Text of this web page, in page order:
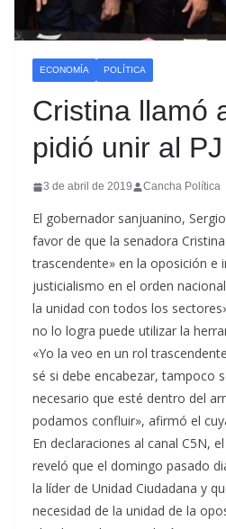
ECONOMÍA POLÍTICA
Cristina llamó
pidió unir al PJ
3 de abril de 2019 Cancha Política
El gobernador sanjuanino,
favor de que la senadora
trascendente» en la oposición e
justicialismo en el orden
la unidad con todos los
no lo logra puede utilizar la
«Yo la veo en un rol
sé si debe encabezar, tampoco
necesario que esté dentro del
podamos confluir», afirmó el
En declaraciones al canal C5N,
reveló que el domingo pasado
la líder de Unidad Ciudadana y
necesidad de la unidad de la